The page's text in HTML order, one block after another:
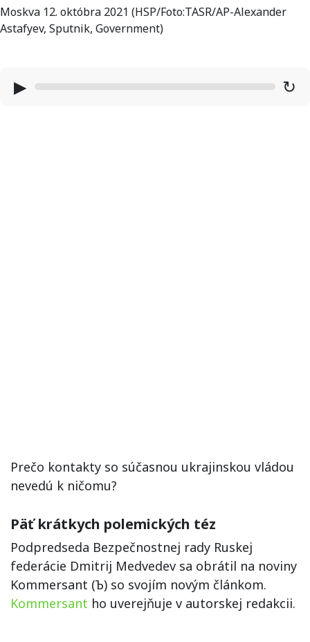
Moskva 12. októbra 2021 (HSP/Foto:TASR/AP-Alexander
Astafyev, Sputnik, Government)
▶ ↻
Prečo kontakty so súčasnou ukrajinskou vládou
nevedú k ničomu?
Päť krátkych polemických téz
Podpredseda Bezpečnostnej rady Ruskej
federácie Dmitrij Medvedev sa obrátil na noviny
Kommersant (Ъ) so svojím novým článkom.
Kommersant ho uverejňuje v autorskej redakcii.